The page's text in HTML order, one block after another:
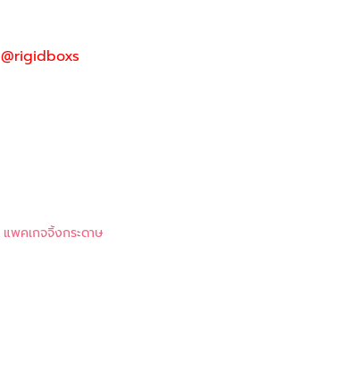
@rigidboxs
แพคเกจจิ้งกระดาษ